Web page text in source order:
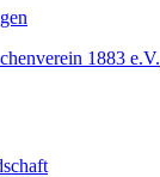
1883 e.V.